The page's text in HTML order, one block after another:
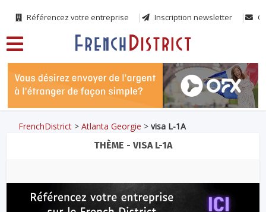
Référencez votre entreprise Inscription newsletter
FrenchDistrict >Atlanta Georgie >visa L-1A
THÈME - VISA L-1A